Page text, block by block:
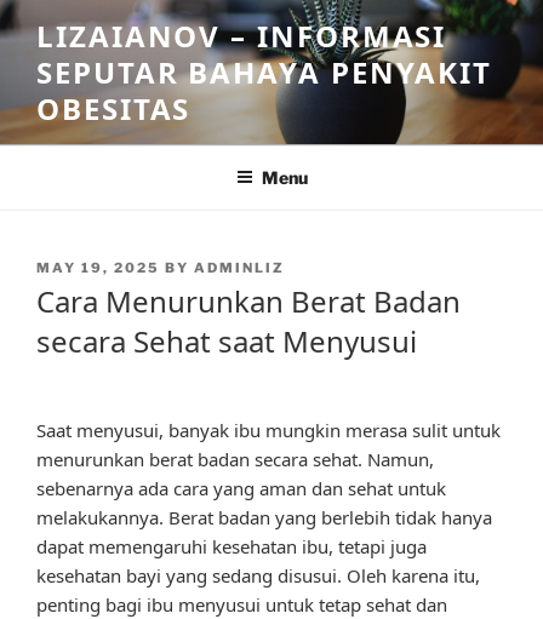
Skip
to
content
LIZAIANOV – INFORMASI
SEPUTAR BAHAYA PENYAKIT
OBESITAS
Menu
POSTED
MAY 19, 2025 BY ADMINLIZ
Cara Menurunkan Berat Badan
secara Sehat saat Menyusui
Saat menyusui, banyak ibu mungkin merasa sulit untuk
menurunkan berat badan secara sehat. Namun,
sebenarnya ada cara yang aman dan sehat untuk
melakukannya. Berat badan yang berlebih tidak hanya
dapat memengaruhi kesehatan ibu, tetapi juga
kesehatan bayi yang sedang disusui. Oleh karena itu,
penting bagi ibu menyusui untuk tetap sehat dan